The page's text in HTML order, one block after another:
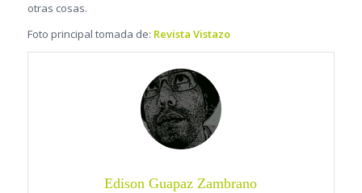
otras cosas.
Foto principal tomada de: Revista Vistazo
Edison Guapaz Zambrano